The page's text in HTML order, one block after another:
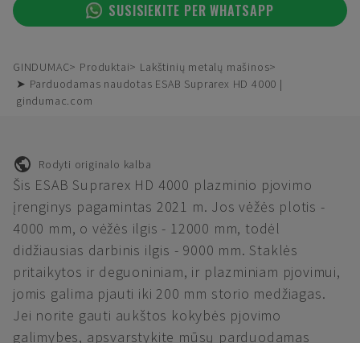
SUSISIEKITE PER WHATSAPP
GINDUMAC Produktai
Lakštinių metalų mašinos
➤ Parduodamas naudotas ESAB Suprarex HD 4000 |
gindumac.com
Rodyti originalo kalba
Šis ESAB Suprarex HD 4000 plazminio pjovimo
įrenginys pagamintas 2021 m. Jos vėžės plotis -
4000 mm, o vėžės ilgis - 12000 mm, todėl
didžiausias darbinis ilgis - 9000 mm. Staklės
pritaikytos ir deguoniniam, ir plazminiam pjovimui,
jomis galima pjauti iki 200 mm storio medžiagas.
Jei norite gauti aukštos kokybės pjovimo
galimybes, apsvarstykite mūsų parduodamas